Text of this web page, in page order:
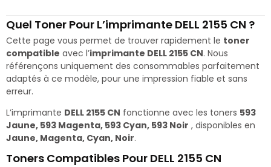
Quel Toner Pour L’imprimante DELL 2155 CN ?
Cette page vous permet de trouver rapidement le toner
compatible avec l’imprimante DELL 2155 CN. Nous
référençons uniquement des consommables parfaitement
adaptés à ce modèle, pour une impression fiable et sans
erreur.
L’imprimante DELL 2155 CN fonctionne avec les toners 593
Jaune, 593 Magenta, 593 Cyan, 593 Noir , disponibles en
Jaune, Magenta, Cyan, Noir.
Toners Compatibles Pour DELL 2155 CN